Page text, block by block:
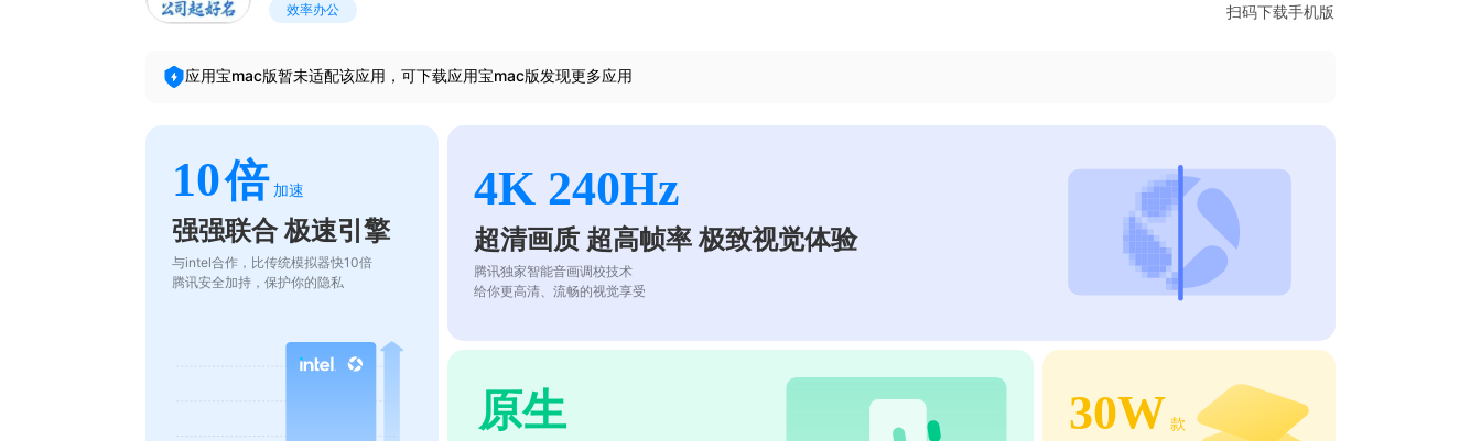
效率办公 扫码下载手机版
应用宝mac版暂未适配该应用，可下载应用宝mac版发现更多应用
10倍 加速
强强联合 极速引擎
与intel合作，比传统模拟器快10倍
腾讯安全加持，保护你的隐私
4K 240Hz
超清画质 超高帧率 极致视觉体验
腾讯独家智能音画调校技术
给你更高清、流畅的视觉享受
原生 30W 款